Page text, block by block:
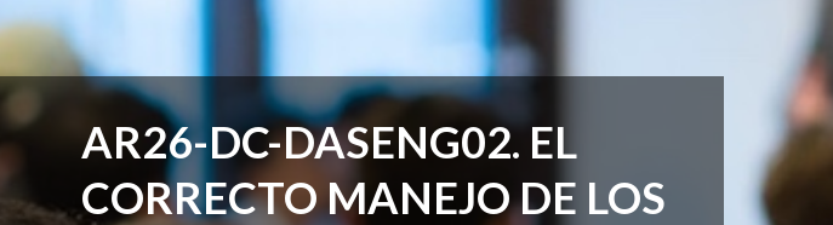
AR26-DC-DASENG02. EL
CORRECTO MANEJO DE LOS